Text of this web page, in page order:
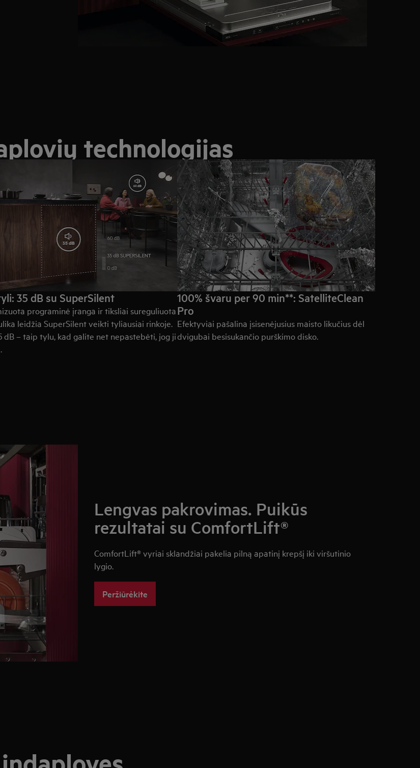
technologijas
35 dB su SuperSilent
programinė įranga ir tiksliai sureguliuota
leidžia SuperSilent veikti tyliausiai rinkoje.
dB – taip tylu, kad galite net nepastebėti, jog ji
100% švaru per 90 min**: SatelliteClean
Pro
Efektyviai pašalina įsisenėjusius maisto likučius dėl
dvigubai besisukančio purškimo disko.
Lengvas pakrovimas. Puikūs
rezultatai su ComfortLift®
ComfortLift® vyriai sklandžiai pakelia pilną apatinį krepšį iki viršutinio
lygio.
Peržiūrėkite